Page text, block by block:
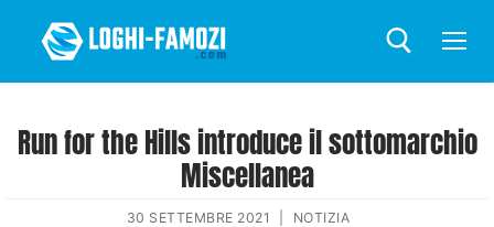
Run for the Hills introduce il sottomarchio
Miscellanea
30 SETTEMBRE 2021 NOTIZIA